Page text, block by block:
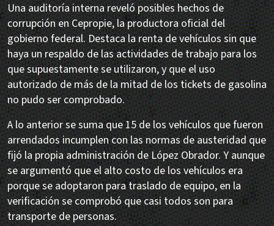
Una auditoría interna reveló posibles hechos de
corrupción en Cepropie, la productora oficial del
gobierno federal. Destaca la renta de vehículos sin que
haya un respaldo de las actividades de trabajo para los
que supuestamente se utilizaron, y que el uso
autorizado de más de la mitad de los tickets de gasolina
no pudo ser comprobado.
A lo anterior se suma que 15 de los vehículos que fueron
arrendados incumplen con las normas de austeridad que
fijó la propia administración de López Obrador. Y aunque
se argumentó que el alto costo de los vehículos era
porque se adoptaron para traslado de equipo, en la
verificación se comprobó que casi todos son para
transporte de personas.